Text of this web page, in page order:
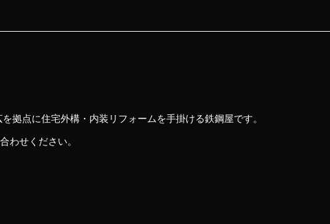
拠点に住宅外構・内装リフォームを手掛ける鉄鋼屋です。
わせください。